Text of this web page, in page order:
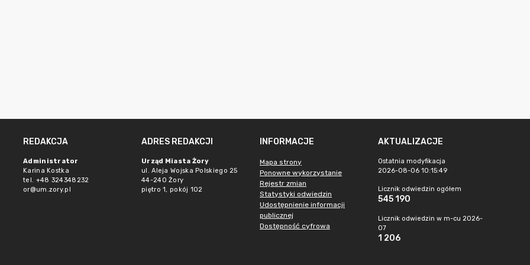
REDAKCJA
Administrator
Karina Kostka
tel. +48 324348232
or@um.zory.pl
ADRES REDAKCJI
Urząd Miasta Żory
ul. Aleja Wojska Polskiego 25
44-240 Żory
piętro 1, pokój 102
INFORMACJE
Mapa strony
Ponowne wykorzystanie
Rejestr zmian
Statystyki odwiedzin
Udostępnienie informacji
publicznej
Dostępność cyfrowa
AKTUALIZACJE
Ostatnia modyfikacja
2026-08-06 10:15:49
Licznik odwiedzin ogółem
545 190
Licznik odwiedzin w m-cu 2026-
07
1 206